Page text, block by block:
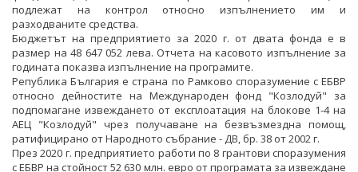
подлежат на контрол относно изпълнението им и
разходваните средства.
Бюджетът на предприятието за 2020 г. от двата фонда е в
размер на 48 647 052 лева. Отчета на касовото изпълнение за
годината показва изпълнение на програмите.
Република България е страна по Рамково споразумение с ЕБВР
относно дейностите на Международен фонд "Козлодуй" за
подпомагане извеждането от експлоатация на блокове 1-4 на
АЕЦ "Козлодуй" чрез получаване на безвъзмездна помощ,
ратифицирано от Народното събрание - ДВ, бр. 38 от 2002 г.
През 2020 г. предприятието работи по 8 грантови споразумения
с ЕБВР на стойност 52 630 млн. евро от програмата за извеждане